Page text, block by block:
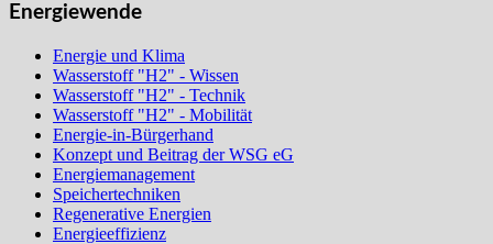
Energiewende
Energie und Klima
Wasserstoff "H2" - Wissen
Wasserstoff "H2" - Technik
Wasserstoff "H2" - Mobilität
Energie-in-Bürgerhand
Konzept und Beitrag der WSG eG
Energiemanagement
Speichertechniken
Regenerative Energien
Energieeffizienz